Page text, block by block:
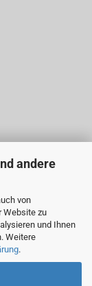
andere
von
Website zu
und Ihnen
Weitere
.